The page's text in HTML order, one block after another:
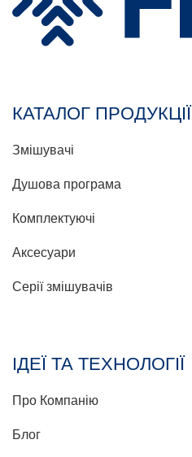
КАТАЛОГ ПРОДУКЦІЇ
Змішувачі
Душова програма
Комплектуючі
Аксесуари
Серії змішувачів
ІДЕЇ ТА ТЕХНОЛОГІЇ
Про Компанію
Блог